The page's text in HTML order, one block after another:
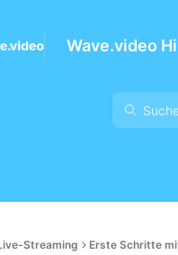
Wave.video
Streaming Erste Schritte